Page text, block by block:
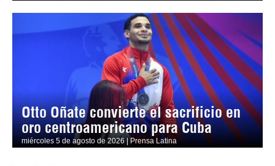
Otto Oñate convierte el sacrificio en
oro centroamericano para Cuba
miércoles 5 de agosto de 2026 | Prensa Latina